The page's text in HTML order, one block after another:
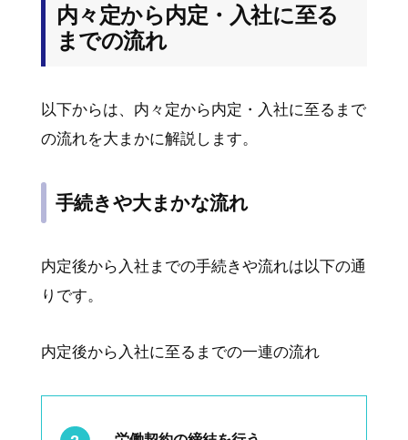
内々定から内定・入社に至る
までの流れ
以下からは、内々定から内定・入社に至るまで
の流れを大まかに解説します。
手続きや大まかな流れ
内定後から入社までの手続きや流れは以下の通
りです。
内定後から入社に至るまでの一連の流れ